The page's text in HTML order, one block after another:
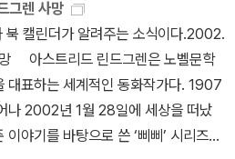
벌)《조각 이불》(앤 조나스/나희덕
2004.3.2.8벌)#TheQuilt #AnnJona
츠/이진영 옮김, 시공주니어, 1996.6.
#EzraJackKeats (1967
낱말책을 쓴다. 《풀꽃나무 들숲노래
밑 꾸러미 사전》, 《미래세대를 위한 우
를 읽어주기도 했다.린드그렌은 어
에게도 해주고 싶은 말을 적었다. 그
라는 걸 말하고 있다. 그냥 재미와 흥
때 읽는 옛날 이야기와 고전들, 모험하
을 주고 신나는 체험을 하게 해준다는
하는 것이 아니다. 이런 말을 해줄 수
지 않고 감동은 전혀 빛이 바래지 않
불과한 것일까. 10여년 전 본격적으
매년 빼놓지 않고 린드그렌의 작품을
. 내가 받은 감동, 내가 느낀 그 재미
. 근데 갈수록 한계에 부딪히는 느낌
트리드 린드그렌은 잘 기억이 나지
? 삐삐 롱스타킹의 이야기를 쓴 분이
그리고 전에는 읽긴 했는데, 지은이를
요. 그리고 좀 오래되어서 기억이 많
이다보면 그렇게 됩니다. ;;
그렌 사망
북 캘린더가 알려주는 소식이다.2002.
아스트리드 린드그렌은 노벨문학
대표하는 세계적인 동화작가다. 1907
나 2002년 1월 28일에 세상을 떠났
야기를 바탕으로 쓴 ‘삐삐’ 시리즈는